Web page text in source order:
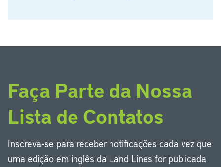
Faça Parte da Nossa
Lista de Contatos
Inscreva-se para receber notificações cada vez que
uma edição em inglês da Land Lines for publicada